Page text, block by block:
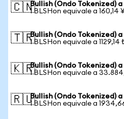
🇨🇳Bullish (Ondo Tokenized) a
1 BLSHon equivale a 160,14 ¥
🇹🇷Bullish (Ondo Tokenized)
1 BLSHon equivale a 1129,14
🇰🇷Bullish (Ondo Tokenized)
1 BLSHon equivale a
🇷🇺Bullish (Ondo Tokenized)
1 BLSHon equivale a